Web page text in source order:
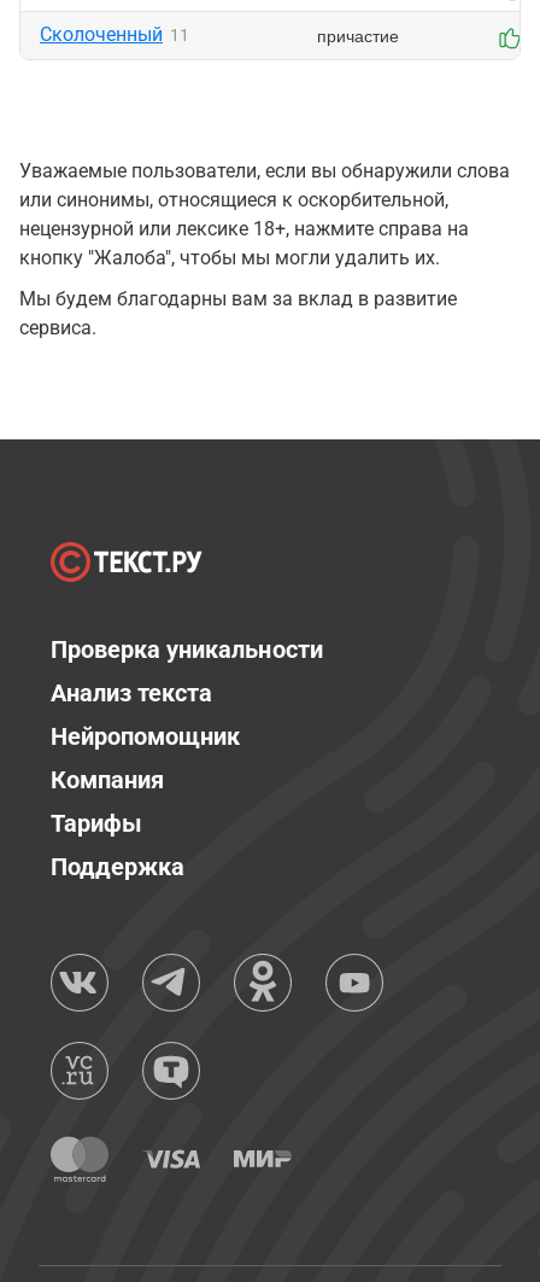
Сколоченный 11 причастие
Уважаемые пользователи, если вы обнаружили слова
или синонимы, относящиеся к оскорбительной,
нецензурной или лексике 18+, нажмите справа на
кнопку "Жалоба", чтобы мы могли удалить их.
Мы будем благодарны вам за вклад в развитие
сервиса.
Проверка уникальности
Анализ текста
Нейропомощник
Компания
Тарифы
Поддержка